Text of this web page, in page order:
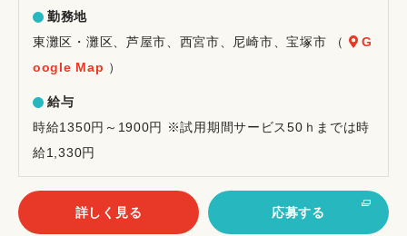
勤務地
東灘区・灘区、芦屋市、西宮市、尼崎市、宝塚市 （
G
oogle Map ）
給与
時給1350円～1900円 ※試用期間サービス50ｈまでは時
給1,330円
詳しく見る 応募する